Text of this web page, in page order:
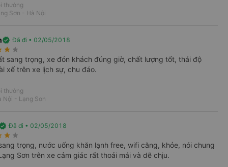
từ Hà Nội
thường
Sơn - Hà Nội
verified Đã đi • 02/05/2018
star_rate star_rate
sang trọng, xe đón khách đúng giờ, chất lượng tốt, thái độ
xế trên xe lịch sự, chu đáo.
thường
Nội - Lạng Sơn
Đã đi • 02/05/2018
star_rate star_rate
trọng, nước uống khăn lạnh free, wifi căng, khỏe, nói chung
Sơn trên xe cảm giác rất thoải mái và dễ chịu.